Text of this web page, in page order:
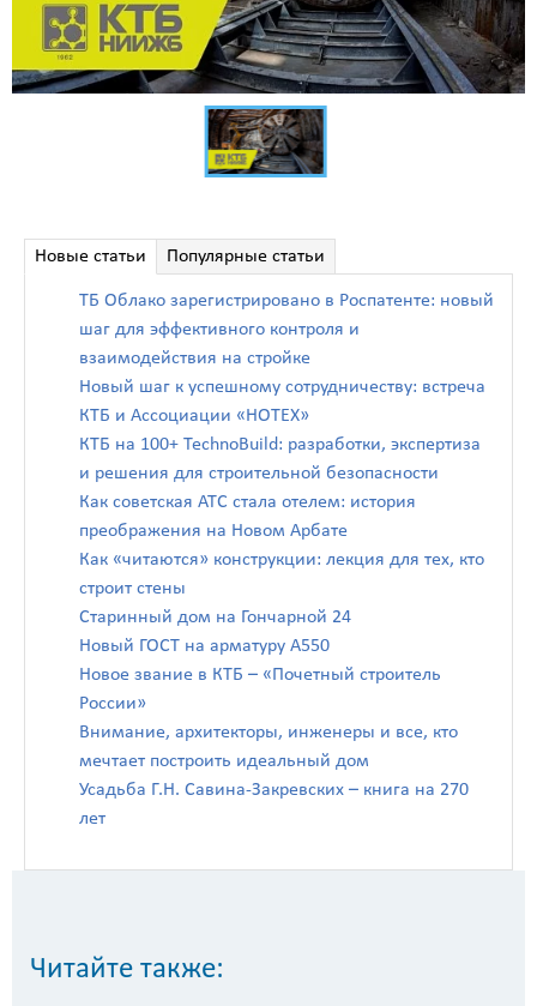
Новые статьи Популярные статьи
ТБ Облако зарегистрировано в Роспатенте: новый
шаг для эффективного контроля и
взаимодействия на стройке
Новый шаг к успешному сотрудничеству: встреча
КТБ и Ассоциации «НОТЕХ»
КТБ на 100+ TechnoBuild: разработки, экспертиза
и решения для строительной безопасности
Как советская АТС стала отелем: история
преображения на Новом Арбате
Как «читаются» конструкции: лекция для тех, кто
строит стены
Старинный дом на Гончарной 24
Новый ГОСТ на арматуру А550
Новое звание в КТБ – «Почетный строитель
России»
Внимание, архитекторы, инженеры и все, кто
мечтает построить идеальный дом
Усадьба Г.Н. Савина-Закревских – книга на 270
лет
Читайте также: